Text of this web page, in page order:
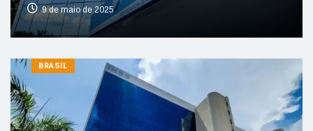
9 de maio de 2025
BRASIL